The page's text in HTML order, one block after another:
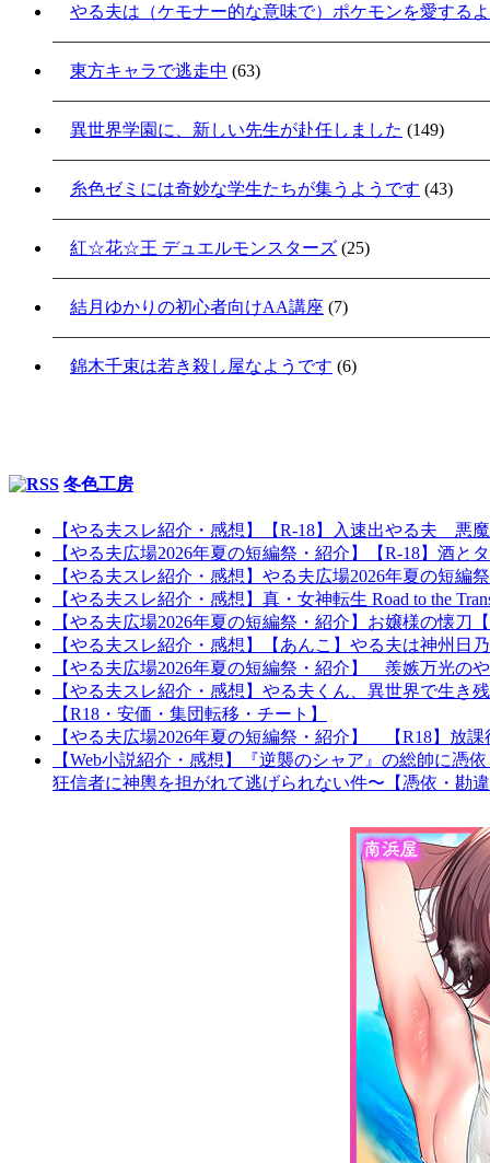
やる夫は（ケモナー的な意味で）ポケモンを愛する
東方キャラで逃走中 (63)
異世界学園に、新しい先生が赴任しました (149)
糸色ゼミには奇妙な学生たちが集うようです (43)
紅☆花☆王 デュエルモンスターズ (25)
結月ゆかりの初心者向けAA講座 (7)
錦木千束は若き殺し屋なようです (6)
冬色工房
【やる夫スレ紹介・感想】【R-18】入速出やる夫 悪
【やる夫広場2026年夏の短編祭・紹介】【R-18】酒
【やる夫スレ紹介・感想】やる夫広場2026年夏の短
【やる夫スレ紹介・感想】真・女神転生 Road to the
【やる夫広場2026年夏の短編祭・紹介】お嬢様の懐
【やる夫スレ紹介・感想】【あんこ】やる夫は神州
【やる夫広場2026年夏の短編祭・紹介】 羨嫉万光の
【やる夫スレ紹介・感想】やる夫くん、異世界で生
【R18・安価・集団転移・チート】
【やる夫広場2026年夏の短編祭・紹介】 【R18】放
【Web小説紹介・感想】『逆襲のシャア』の総帥に
狂信者に神輿を担がれて逃げられない件〜【憑依・勘